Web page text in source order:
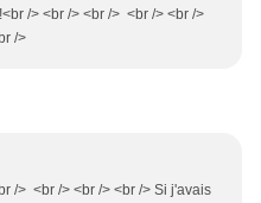
/> <br /> <br /> <br /> <br />
/>
/> <br /> <br /> <br /> Si j'avais